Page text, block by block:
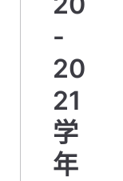
-
20
21
学
年